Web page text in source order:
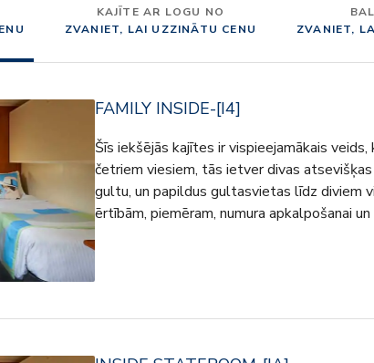
KAJĪTE AR LOGU NO
ZVANIET, LAI UZZINĀTU CENU
ZVANIET,
FAMILY INSIDE-[I4]
Šīs iekšējās kajītes ir vispieejamākais
četriem viesiem, tās ietver divas
gultu, un papildus gultasvietas līdz diviem
ērtībām, piemēram, numura apkalpošanai un